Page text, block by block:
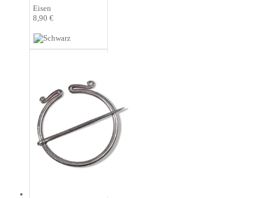
Eisen
8,90 €